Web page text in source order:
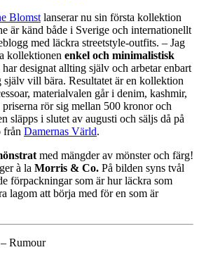
Blomst lanserar nu sin första kollektion
är känd både i Sverige och internationellt
med läckra streetstyle-outfits. – Jag
kollektionen enkel och minimalistisk
designat allting själv och arbetar enbart
själv vill bära. Resultatet är en kollektion
materialvalen går i denim, kashmir,
rör sig mellan 500 kronor och
släpps i slutet av augusti och säljs då på
från Damernas Värld.
med mängder av mönster och färg!
à la Morris & Co. På bilden syns tvål
förpackningar som är hur läckra som
lagom att börja med för en som är
– Rumour